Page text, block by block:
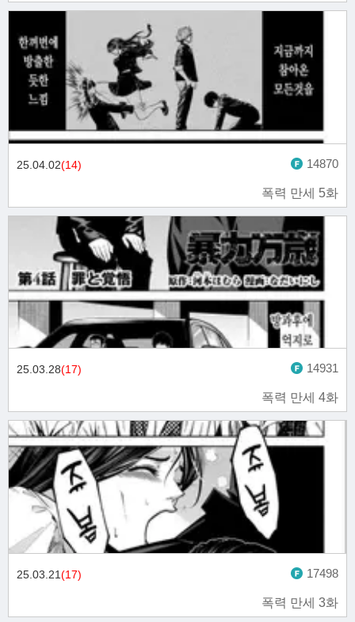
폭력 만세 5화
25.04.02(14) 14870
폭력 만세 4화
25.03.28(17) 14931
폭력 만세 3화
25.03.21(17) 17498